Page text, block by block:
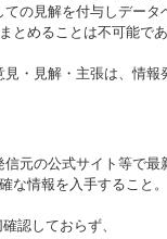
の見解を付与しデー
とめることは不可能で
・見解・主張は、情
元の公式サイト等で
な情報を入手すること。
認しておらず、